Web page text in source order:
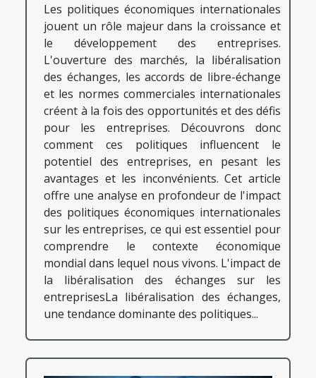
Les politiques économiques internationales
jouent un rôle majeur dans la croissance et
le développement des entreprises.
L'ouverture des marchés, la libéralisation
des échanges, les accords de libre-échange
et les normes commerciales internationales
créent à la fois des opportunités et des défis
pour les entreprises. Découvrons donc
comment ces politiques influencent le
potentiel des entreprises, en pesant les
avantages et les inconvénients. Cet article
offre une analyse en profondeur de l'impact
des politiques économiques internationales
sur les entreprises, ce qui est essentiel pour
comprendre le contexte économique
mondial dans lequel nous vivons. L'impact de
la libéralisation des échanges sur les
entreprisesLa libéralisation des échanges,
une tendance dominante des politiques...